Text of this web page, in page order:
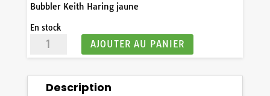
Bubbler Keith Haring jaune
En stock
quantité
Verre
Keith
AJOUTER AU PANIER
Description